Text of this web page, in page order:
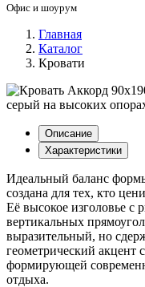
Офис и шоурум
Главная
Каталог
Кровати
Описание
Характеристики
Идеальный баланс
создана для тех, кто
Её высокое изголовье
вертикальных
выразительный, но
геометрический акцент
формирующей
отдыха.